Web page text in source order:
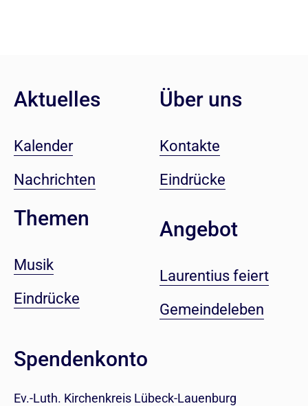
Aktuelles
Kalender
Nachrichten
Themen
Musik
Eindrücke
Über uns
Kontakte
Eindrücke
Angebot
Laurentius feiert
Gemeindeleben
Spendenkonto
Ev.-Luth. Kirchenkreis Lübeck-Lauenburg